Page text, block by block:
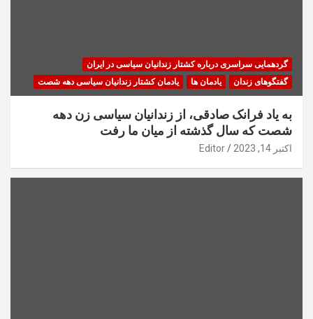
گردهمایی سراسری درباره کشتار زندانیان سیاسی در ایران
گفتگوهای زندان
یادمان ها یادمان کشتار زندانیان سیاسی دهه شصت
به یاد فرانک صادقی، از زندانیان سیاسی زن دهه
شصت که سال گذشته از میان ما رفت
اکتبر 14, 2023 Editor